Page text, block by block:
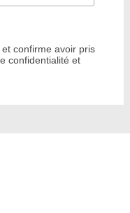
confirme avoir pris
confidentialité et